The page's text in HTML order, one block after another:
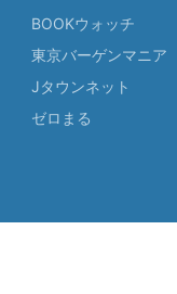
BOOKウォッチ
東京バーゲンマニア
Jタウンネット
ゼロまる